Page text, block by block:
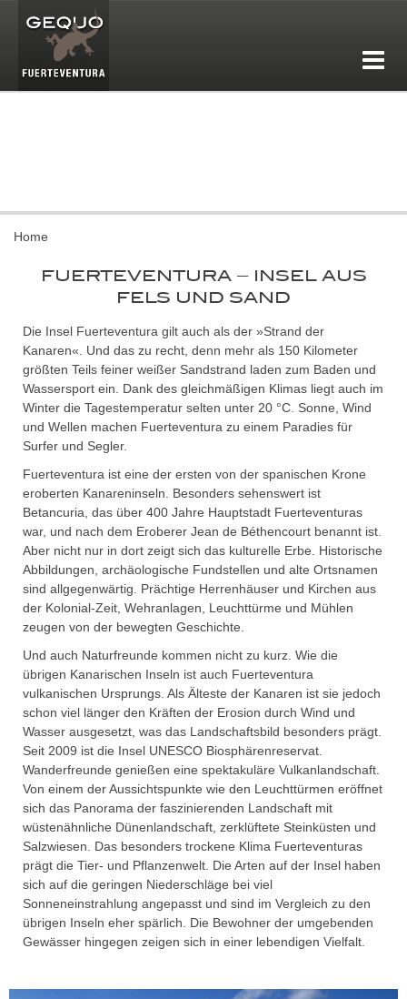
Home
FUERTEVENTURA – INSEL AUS
FELS UND SAND
Die Insel Fuerteventura gilt auch als der »Strand der
Kanaren«. Und das zu recht, denn mehr als 150 Kilometer
größten Teils feiner weißer Sandstrand laden zum Baden und
Wassersport ein. Dank des gleichmäßigen Klimas liegt auch im
Winter die Tagestemperatur selten unter 20 °C. Sonne, Wind
und Wellen machen Fuerteventura zu einem Paradies für
Surfer und Segler.
Fuerteventura ist eine der ersten von der spanischen Krone
eroberten Kanareninseln. Besonders sehenswert ist
Betancuria, das über 400 Jahre Hauptstadt Fuerteventuras
war, und nach dem Eroberer Jean de Béthencourt benannt ist.
Aber nicht nur in dort zeigt sich das kulturelle Erbe. Historische
Abbildungen, archäologische Fundstellen und alte Ortsnamen
sind allgegenwärtig. Prächtige Herrenhäuser und Kirchen aus
der Kolonial-Zeit, Wehranlagen, Leuchttürme und Mühlen
zeugen von der bewegten Geschichte.
Und auch Naturfreunde kommen nicht zu kurz. Wie die
übrigen Kanarischen Inseln ist auch Fuerteventura
vulkanischen Ursprungs. Als Älteste der Kanaren ist sie jedoch
schon viel länger den Kräften der Erosion durch Wind und
Wasser ausgesetzt, was das Landschaftsbild besonders prägt.
Seit 2009 ist die Insel UNESCO Biosphärenreservat.
Wanderfreunde genießen eine spektakuläre Vulkanlandschaft.
Von einem der Aussichtspunkte wie den Leuchttürmen eröffnet
sich das Panorama der faszinierenden Landschaft mit
wüstenähnliche Dünenlandschaft, zerklüftete Steinküsten und
Salzwiesen. Das besonders trockene Klima Fuerteventuras
prägt die Tier- und Pflanzenwelt. Die Arten auf der Insel haben
sich auf die geringen Niederschläge bei viel
Sonneneinstrahlung angepasst und sind im Vergleich zu den
übrigen Inseln eher spärlich. Die Bewohner der umgebenden
Gewässer hingegen zeigen sich in einer lebendigen Vielfalt.